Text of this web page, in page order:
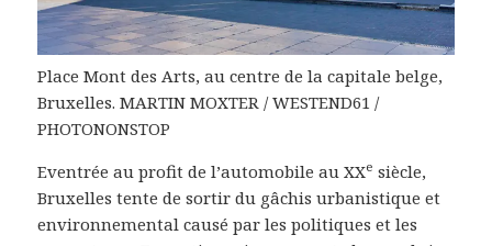
Place Mont des Arts, au centre de la capitale belge,
Bruxelles. MARTIN MOXTER / WESTEND61 /
PHOTONONSTOP
Eventrée au profit de l’automobile au XXe siècle,
Bruxelles tente de sortir du gâchis urbanistique et
environnemental causé par les politiques et les